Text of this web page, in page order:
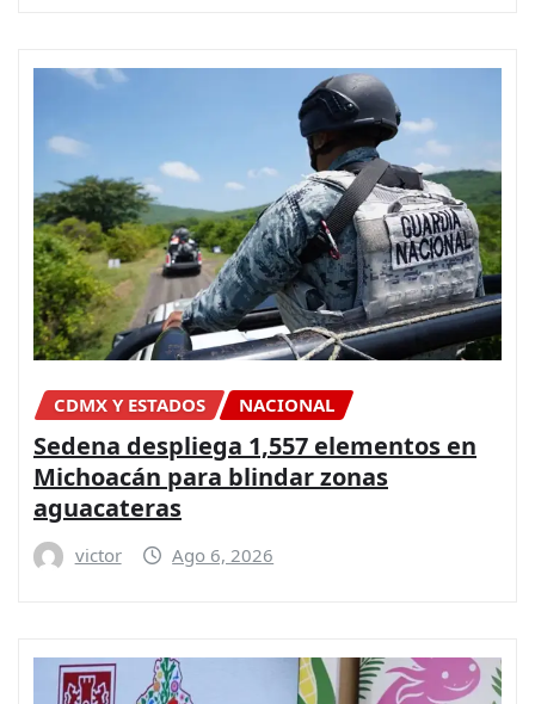
CDMX Y ESTADOS NACIONAL
Sedena despliega 1,557 elementos en
Michoacán para blindar zonas
aguacateras
victor Ago 6, 2026